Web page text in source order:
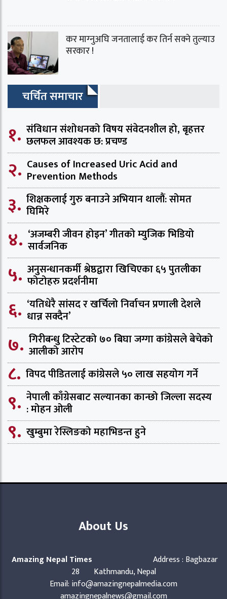
कर माग्‍नुअघि जनतालाई कर तिर्न सक्ने तुल्याउ
सरकार !
चर्चित समाचार
१. संविधान संशोधनको विषय संवेदनशील हो, बृहत्तर
छलफल आवश्यक छ: प्रचण्ड
२. Causes of Increased Uric Acid and
Prevention Methods
३. शिक्षकलाई गुरु बनाउने अभियान थालौं: सोमत
घिमिरे
४. ‘अजम्बरी जीवन होइन’ गीतको म्युजिक भिडियो
सार्वजनिक
५. अनुसन्धानकर्मी श्रेष्ठद्वारा खिचिएका ६५ पुतलीका
फोटोहरु प्रदर्शनीमा
६. ‘यतिधेरै सांसद र खर्चिलो निर्वाचन प्रणाली देशले
धान्न सक्दैन’
७. गिरीबन्धु टिस्टेटको ७० बिघा जग्गा कांग्रेसले बेचेको
आलीको आरोप
८. विपद पीडितलाई कांग्रेसले ५० लाख सहयोग गर्ने
९. नेपाली काँग्रेसबाट सल्यानका कान्छो जिल्ला सदस्य
: मोहन ओली
९. खुम्बुमा रेस्लिङको महाभिडन्त हुने
About Us
Amazing Nepal Times Address : Bagbazar
28 Kathmandu, Nepal
Email: info@amazingnepalmedia.com
amazingnepalnews@gmail.com